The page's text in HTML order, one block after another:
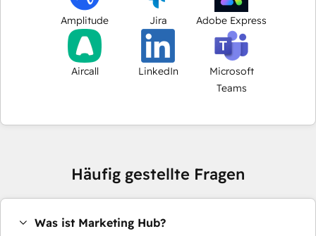
Amplitude Jira Adobe Express
Aircall LinkedIn
Microsoft
Teams
Häufig gestellte Fragen
Was ist Marketing Hub?